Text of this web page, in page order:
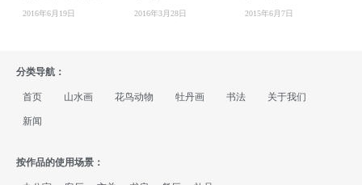
2016年6月19日 2016年3月28日 2015年6月7日
分类导航：
首页 山水画 花鸟动物 牡丹画 书法 关于我们
新闻
按作品的使用场景：